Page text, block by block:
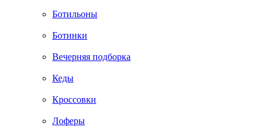
Ботильоны
Ботинки
Вечерняя подборка
Кеды
Кроссовки
Лоферы